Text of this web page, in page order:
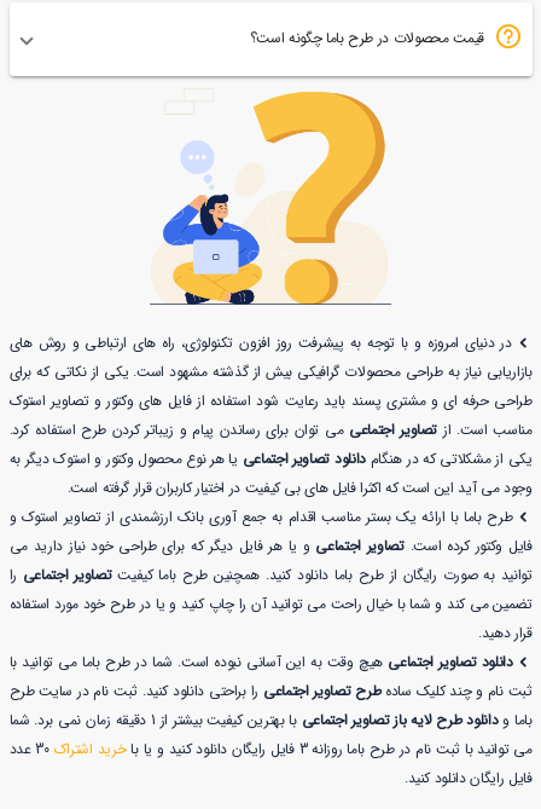
قیمت محصولات در طرح باما چگونه است؟
در دنیای امروزه و با توجه به پیشرفت روز افزون تکنولوژی، راه های ارتباطی و روش های
بازاریابی نیاز به طراحی محصولات گرافیکی بیش از گذشته مشهود است. یکی از نکاتی که برای
طراحی حرفه ای و مشتری پسند باید رعایت شود استفاده از فایل های وکتور و تصاویر استوک
مناسب است. از تصاویر اجتماعی می توان برای رساندن پیام و زیباتر کردن طرح استفاده کرد.
یکی از مشکلاتی که در هنگامدانلود تصاویر اجتماعی یا هر نوع محصول وکتور و استوک دیگر به
وجود می آید این است که اکثرا فایل های بی کیفیت در اختیار کاربران قرار گرفته است.
طرح باما با ارائه یک بستر مناسب اقدام به جمع آوری بانک ارزشمندی از تصاویر استوک و
فایل وکتور کرده است.تصاویر اجتماعی و یا هر فایل دیگر که برای طراحی خود نیاز دارید می
توانید به صورت رایگان از طرح باما دانلود کنید. همچنین طرح باما کیفیتتصاویر اجتماعی را
تضمین می کند و شما با خیال راحت می توانید آن را چاپ کنید و یا در طرح خود مورد استفاده
قرار دهید.
دانلود تصاویر اجتماعیهیچ وقت به این آسانی نبوده است. شما در طرح باما می توانید با
ثبت نام و چند کلیک سادهطرح تصاویر اجتماعی را براحتی دانلود کنید. ثبت نام در سایت طرح
باما ودانلود طرح لایه باز تصاویر اجتماعی
با بهترین کیفیت بیشتر از 1 دقیقه زمان نمی برد. شما
می توانید با ثبت نام در طرح باما روزانه 3 فایل رایگان دانلود کنید و یا با
خرید اشتراک
30 عدد
فایل رایگان دانلود کنید.